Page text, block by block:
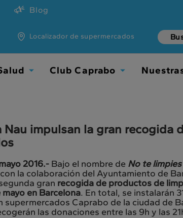
Blog
Localizador de supermercados
Club Caprabo
Nau impulsan la gran recogida
2016.- Bajo el nombre de No te
la colaboración del Ayuntamiento de
gran recogida de productos de
en Barcelona. En total, se instalarán
supermercados Caprabo de la ciudad de
las donaciones entre las 9h y las